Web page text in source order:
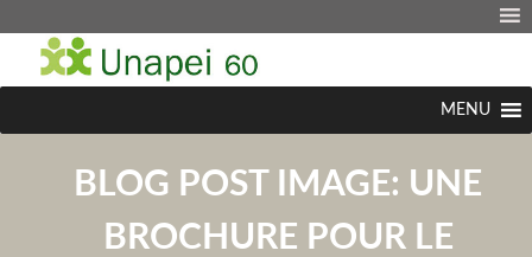
MENU
BLOG POST IMAGE: UNE
BROCHURE POUR LE